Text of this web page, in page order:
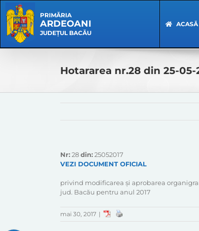
content
Navigation
PRIMĂRIA
ARDEOANI
JUDEȚUL BACĂU
ACASĂ
Hotararea nr.28 din 25-05-
Nr:28din:25052017
VEZI DOCUMENT OFICIAL
privind modificarea și aprobarea
jud. Bacău pentru anul 2017
mai 30, 2017 |